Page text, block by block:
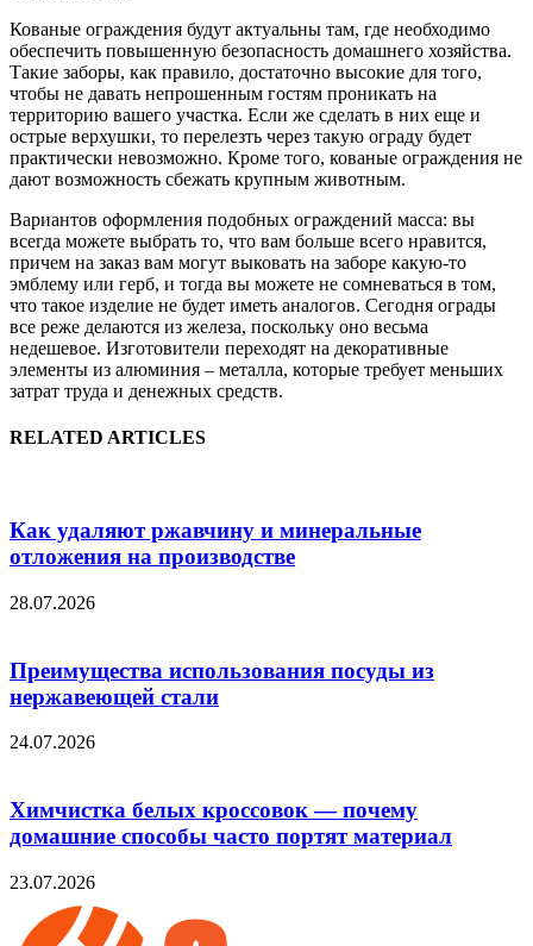
Кованые ограждения будут актуальны там, где необходимо
обеспечить повышенную безопасность домашнего хозяйства.
Такие заборы, как правило, достаточно высокие для того,
чтобы не давать непрошенным гостям проникать на
территорию вашего участка. Если же сделать в них еще и
острые верхушки, то перелезть через такую ограду будет
практически невозможно. Кроме того, кованые ограждения не
дают возможность сбежать крупным животным.
Вариантов оформления подобных ограждений масса: вы
всегда можете выбрать то, что вам больше всего нравится,
причем на заказ вам могут выковать на заборе какую-то
эмблему или герб, и тогда вы можете не сомневаться в том,
что такое изделие не будет иметь аналогов. Сегодня ограды
все реже делаются из железа, поскольку оно весьма
недешевое. Изготовители переходят на декоративные
элементы из алюминия – металла, которые требует меньших
затрат труда и денежных средств.
RELATED ARTICLES
Как удаляют ржавчину и минеральные
отложения на производстве
28.07.2026
Преимущества использования посуды из
нержавеющей стали
24.07.2026
Химчистка белых кроссовок — почему
домашние способы часто портят материал
23.07.2026